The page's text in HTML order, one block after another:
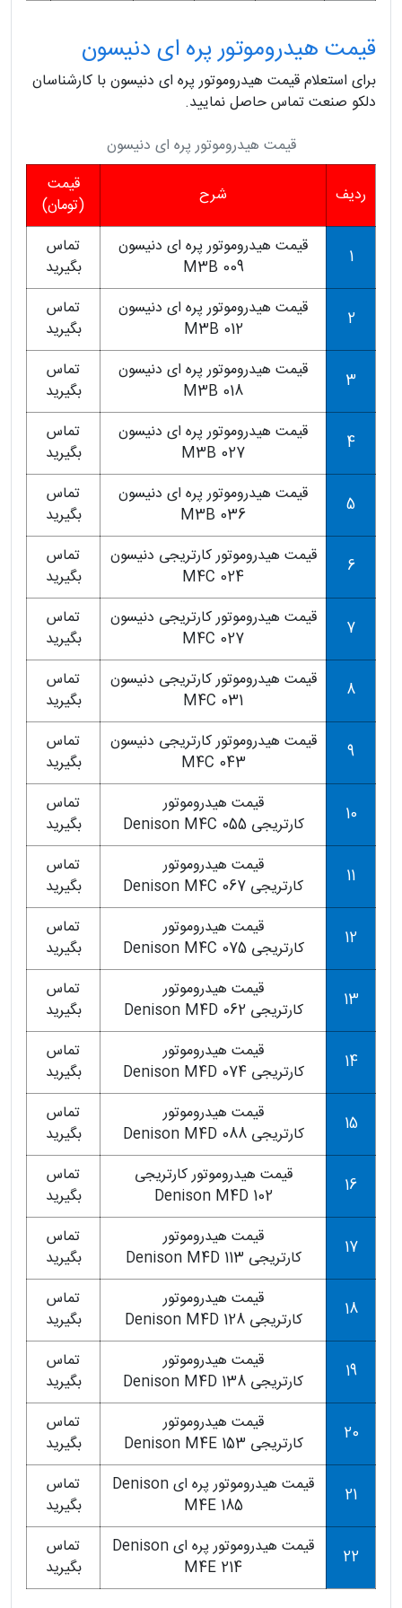
قیمت هیدروموتور پره ای دنیسون
برای استعلام قیمت هیدروموتور پره ای دنیسون با کارشناسان
دلکو صنعت تماس حاصل نمایید.
قیمت هیدروموتور پره ای دنیسون
ردیف شرح
قیمت
(تومان)
1
قیمت هیدروموتور پره ای دنیسون
M3B 009
تماس
بگیرید
2
قیمت هیدروموتور پره ای دنیسون
M3B 012
تماس
بگیرید
3
قیمت هیدروموتور پره ای دنیسون
M3B 018
تماس
بگیرید
4
قیمت هیدروموتور پره ای دنیسون
M3B 027
تماس
بگیرید
5
قیمت هیدروموتور پره ای دنیسون
M3B 036
تماس
بگیرید
6
قیمت هیدروموتور کارتریجی دنیسون
M4C 024
تماس
بگیرید
7
قیمت هیدروموتور کارتریجی دنیسون
M4C 027
تماس
بگیرید
8
قیمت هیدروموتور کارتریجی دنیسون
M4C 031
تماس
بگیرید
9
قیمت هیدروموتور کارتریجی دنیسون
M4C 043
تماس
بگیرید
10
قیمت هیدروموتور
کارتریجی Denison M4C 055
تماس
بگیرید
11
قیمت هیدروموتور
کارتریجی Denison M4C 067
تماس
بگیرید
12
قیمت هیدروموتور
کارتریجی Denison M4C 075
تماس
بگیرید
13
قیمت هیدروموتور
کارتریجی Denison M4D 062
تماس
بگیرید
14
قیمت هیدروموتور
کارتریجی Denison M4D 074
تماس
بگیرید
15
قیمت هیدروموتور
کارتریجی Denison M4D 088
تماس
بگیرید
16
قیمت هیدروموتور کارتریجی
Denison M4D 102
تماس
بگیرید
17
قیمت هیدروموتور
کارتریجی Denison M4D 113
تماس
بگیرید
18
قیمت هیدروموتور
کارتریجی Denison M4D 128
تماس
بگیرید
19
قیمت هیدروموتور
کارتریجی Denison M4D 138
تماس
بگیرید
20
قیمت هیدروموتور
کارتریجی Denison M4E 153
تماس
بگیرید
21
قیمت هیدروموتور پره ای Denison
M4E 185
تماس
بگیرید
22
قیمت هیدروموتور پره ای Denison
M4E 214
تماس
بگیرید